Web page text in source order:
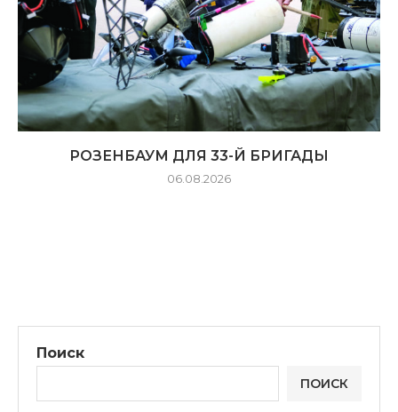
РОЗЕНБАУМ ДЛЯ 33-Й БРИГАДЫ
06.08.2026
Поиск
ПОИСК